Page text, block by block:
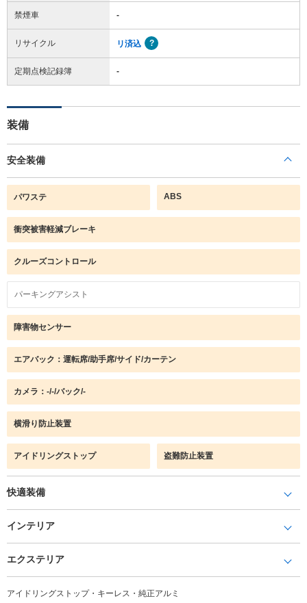
禁煙車 -
リサイクル リ済込
定期点検記録簿 -
装備
安全装備
パワステ ABS
衝突被害軽減ブレーキ
クルーズコントロール
パーキングアシスト
障害物センサー
エアバック：運転席/助手席/サイド/カーテン
カメラ：-/-/バック/-
横滑り防止装置
アイドリングストップ 盗難防止装置
快適装備
インテリア
エクステリア
アイドリングストップ・キーレス・純正アルミ